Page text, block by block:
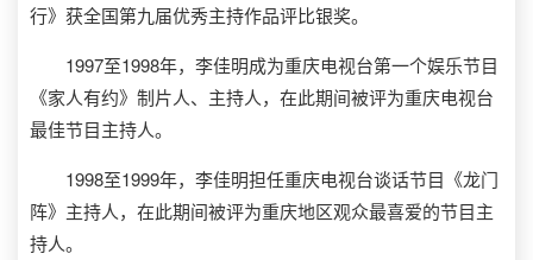
行》获全国第九届优秀主持作品评比银奖。
1997至1998年，李佳明成为重庆电视台第一个娱乐节目
《家人有约》制片人、主持人，在此期间被评为重庆电视台
最佳节目主持人。
1998至1999年，李佳明担任重庆电视台谈话节目《龙门
阵》主持人，在此期间被评为重庆地区观众最喜爱的节目主
持人。